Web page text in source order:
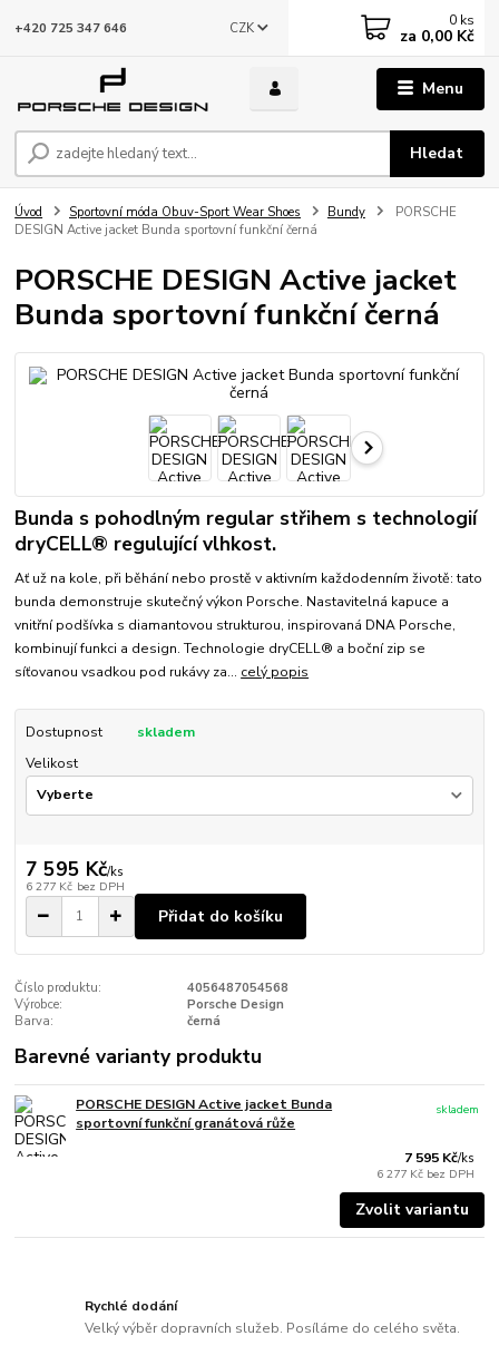
Menu
CZK
Hledat
+420 725 347 646 0 ks
za 0,00 Kč
Úvod Sportovní móda Obuv-Sport Wear Shoes Bundy
PORSCHE
DESIGN Active jacket Bunda sportovní funkční černá
PORSCHE DESIGN Active jacket
Bunda sportovní funkční černá
Bunda s pohodlným regular střihem s technologií
dryCELL® regulující vlhkost.
Ať už na kole, při běhání nebo prostě v aktivním každodenním životě: tato
bunda demonstruje skutečný výkon Porsche. Nastavitelná kapuce a
vnitřní podšívka s diamantovou strukturou, inspirovaná DNA Porsche,
kombinují funkci a design. Technologie dryCELL® a boční zip se
síťovanou vsadkou pod rukávy za... celý popis
Dostupnost
skladem
Velikost
7 595 Kč/ks
6 277 Kč bez DPH
Přidat do košíku
Číslo produktu:
4056487054568
Výrobce:
Porsche Design
Barva:
černá
Barevné varianty produktu
PORSCHE DESIGN Active jacket Bunda
sportovní funkční granátová růže
7 595 Kč/ks
6 277 Kč bez DPH
skladem
Zvolit variantu
Rychlé dodání
Velký výběr dopravních služeb. Posíláme do celého světa.